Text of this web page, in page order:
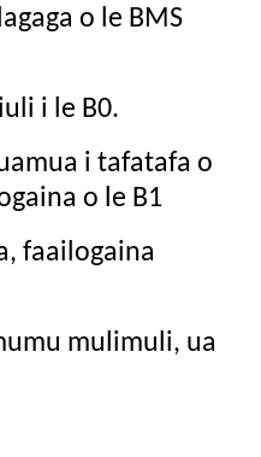
o le BMS
i le B0.
i tafatafa o
o le B1
faailogaina
mulimuli, ua